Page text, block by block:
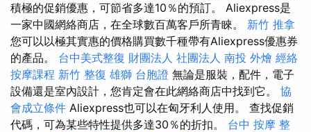
積極的促銷優惠，可節省多達10％的預訂。 Aliexpress是
一家中國網絡商店，在全球數百萬客戶所青睞。 新竹 推拿
您可以以極其實惠的價格購買數千種帶有Aliexpress優惠券
的產品。 台中美式整復 財團法人 社團法人 南投 外燴 經絡
按摩課程 新竹 整復 雄獅 台胞證 無論是服裝，配件，電子
設備還是室內設計，您肯定會在此網絡商店中找到它。 協
會成立條件 Aliexpress也可以在匈牙利人使用。 查找促銷
代碼，可為某些特性提供多達30％的折扣。 台中 按摩 整